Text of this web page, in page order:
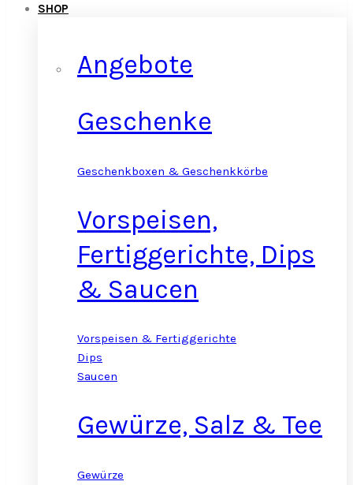
SHOP
Angebote
Geschenke
Geschenkboxen & Geschenkkörbe
Vorspeisen,
Fertiggerichte, Dips
& Saucen
Vorspeisen & Fertiggerichte
Dips
Saucen
Gewürze, Salz & Tee
Gewürze